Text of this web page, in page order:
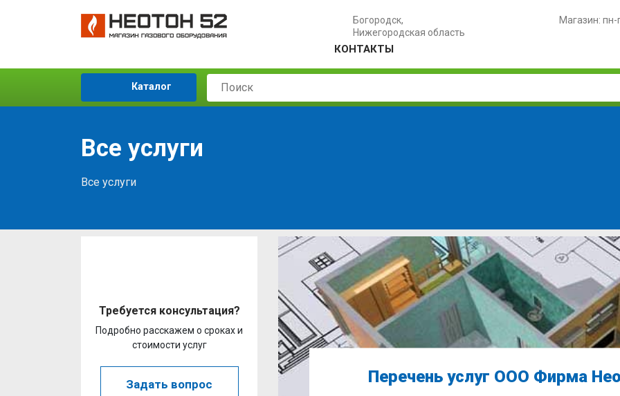
Богородск,
Нижегородская область
Магазин: пн-
КОНТАКТЫ
Каталог
Все услуги
Все услуги
Требуется консультация?
Подробно расскажем о сроках и
стоимости услуг
Задать вопрос Перечень услуг ООО Фирма